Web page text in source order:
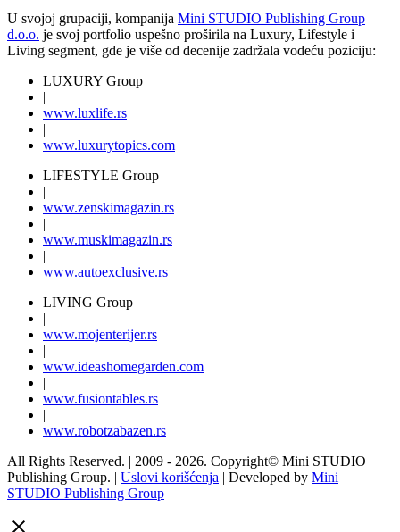
U svojoj grupaciji, kompanija Mini STUDIO Publishing Group
d.o.o. je svoj portfolio uspešno proširila na Luxury, Lifestyle i
Living segment, gde je više od decenije zadržala vodeću poziciju:
LUXURY Group
|
www.luxlife.rs
|
www.luxurytopics.com
LIFESTYLE Group
|
www.zenskimagazin.rs
|
www.muskimagazin.rs
|
www.autoexclusive.rs
LIVING Group
|
www.mojenterijer.rs
|
www.ideashomegarden.com
|
www.fusiontables.rs
|
www.robotzabazen.rs
All Rights Reserved. | 2009 - 2026. Copyright© Mini STUDIO
Publishing Group. | Uslovi korišćenja | Developed by Mini
STUDIO Publishing Group